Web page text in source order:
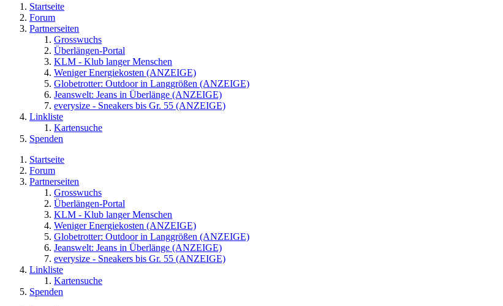
Startseite
Forum
Partnerseiten
Grosswuchs
Überlängen-Portal
KLM - Klub langer Menschen
Weniger Energiekosten (ANZEIGE)
Globetrotter: Outdoor in Langgrößen (ANZEIGE)
Jeanswelt: Jeans in Überlänge (ANZEIGE)
everysize - Sneakers bis Gr. 55 (ANZEIGE)
Linkliste
Kartensuche
Spenden
Startseite
Forum
Partnerseiten
Grosswuchs
Überlängen-Portal
KLM - Klub langer Menschen
Weniger Energiekosten (ANZEIGE)
Globetrotter: Outdoor in Langgrößen (ANZEIGE)
Jeanswelt: Jeans in Überlänge (ANZEIGE)
everysize - Sneakers bis Gr. 55 (ANZEIGE)
Linkliste
Kartensuche
Spenden